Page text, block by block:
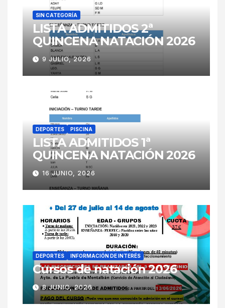
SIN CATEGORÍA
LISTA ADMITIDOS 2ª
QUINCENA NATACIÓN 2026
9 JULIO, 2026
DEPORTES PISCINA
LISTA ADMITIDOS 1ª
QUINCENA NATACIÓN 2026
16 JUNIO, 2026
DEPORTES INFORMACIÓN DE INTERÉS
Cursos de natación 2026
8 JUNIO, 2026